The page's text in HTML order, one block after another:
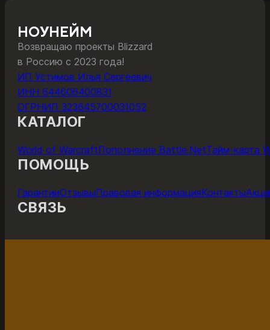
НОУНЕЙМ
Возвращаю проекты Blizzard
в Россию с 2023 года!
ИП Устимов Илья Сергеевич
ИНН 644606400831
ОГРНИП 323645700031052
КАТАЛОГ
World of WarcraftПополнение Battle.NetТайм-карта
ПОМОЩЬ
ГарантииОтзывыПравовая информацияКонтакты
СВЯЗЬ